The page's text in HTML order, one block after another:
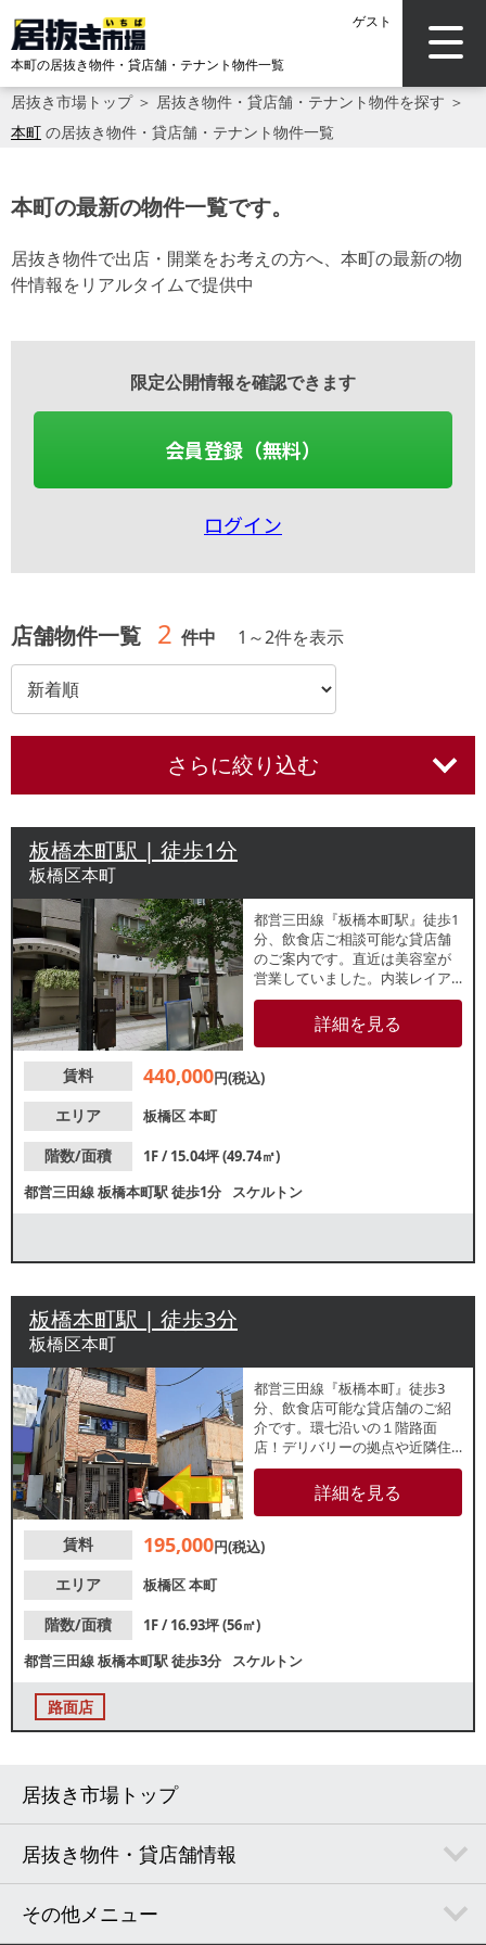
ゲスト
本町の居抜き物件・貸店舗・テナント物件一覧
居抜き市場トップ＞ 居抜き物件・貸店舗・テナント物件を探す ＞
本町 の居抜き物件・貸店舗・テナント物件一覧
本町の最新の物件一覧です。
居抜き物件で出店・開業をお考えの方へ、本町の最新の物
件情報をリアルタイムで提供中
限定公開情報を確認できます
会員登録（無料）
ログイン
店舗物件一覧 2 件中 1 ～2件を表示
さらに絞り込む
板橋本町駅 | 徒歩1分
板橋区本町
都営三田線『板橋本町駅』徒歩1
分、飲食店ご相談可能な貸店舗
のご案内です。直近は美容室が
営業していました。内装レイア
ウト自由自在なスケルトンでの
引渡しです。視認性良好な路面
店！諸条件等、お気軽にお問合
詳細を見る
賃料 440,000円(税込)
エリア
板橋区本町
階数/面積
1F / 15.04坪 (49.74㎡)
都営三田線板橋本町駅徒歩1分 スケルトン
板橋本町駅 | 徒歩3分
板橋区本町
都営三⽥線『板橋本町』徒歩3
分、飲食店可能な貸店舗のご紹
介です。環七沿いの１階路面
店！デリバリーの拠点や近隣住
民を対象とした各種店舗やクリ
ニックなどの出店におすすめで
す。以前はピザ店が営業してお
詳細は、レスタンダードまでお
詳細を見る
賃料 195,000円(税込)
エリア
板橋区本町
階数/面積
1F / 16.93坪 (56㎡)
都営三田線板橋本町駅徒歩3分 スケルトン
路面店
居抜き市場トップ
居抜き物件・貸店舗情報
その他メニュー